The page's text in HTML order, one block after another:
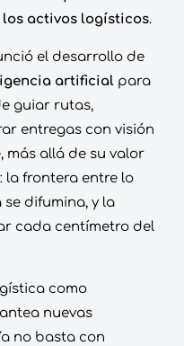
activos logísticos.
el desarrollo de
artificial para
guiar rutas,
entregas con visión
más allá de su valor
la frontera entre lo
difumina, y la
cada centímetro del
como
nuevas
no basta con